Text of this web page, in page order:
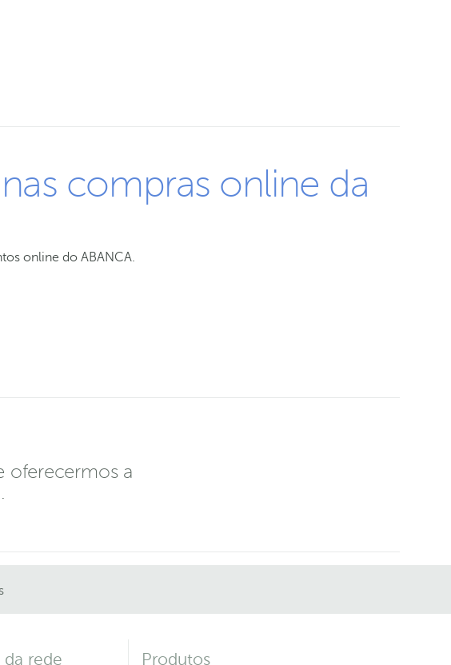
compras online da
online do ABANCA.
oferecermos a
da rede
Produtos